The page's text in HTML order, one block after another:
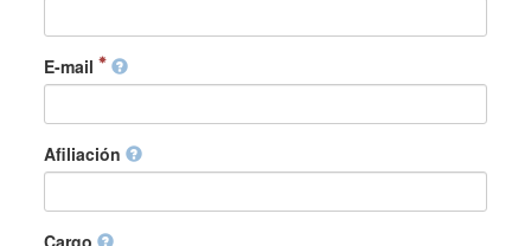
E-mail
Afiliación
Cargo